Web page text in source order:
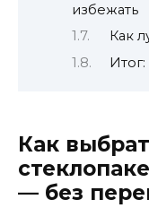
избежать
Как
Как
— без